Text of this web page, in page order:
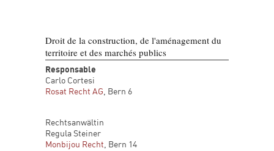
Droit de la construction, de l'aménagement du
territoire et des marchés publics
Responsable
Carlo Cortesi
Rosat Recht AG, Bern 6
Rechtsanwältin
Regula Steiner
Monbijou Recht, Bern 14